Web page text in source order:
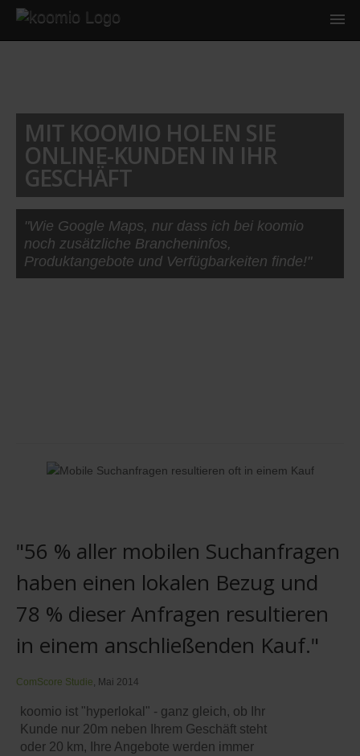
MIT KOOMIO HOLEN SIE
ONLINE-KUNDEN IN IHR
GESCHÄFT
"Wie Google Maps, nur dass ich bei koomio
noch zusätzliche Brancheninfos,
Produktangebote und Verfügbarkeiten finde!"
"56 % aller mobilen Suchanfragen
haben einen lokalen Bezug und
78 % dieser Anfragen resultieren
in einem anschließenden Kauf."
ComScore Studie, Mai 2014
koomio ist "hyperlokal" - ganz gleich, ob Ihr
Kunde nur 20m neben Ihrem Geschäft steht
oder 20 km, Ihre Angebote werden immer